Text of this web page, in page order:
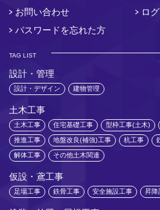
お問い合わせ
ロ
パスワードを忘れた方
TAG LIST
設計・管理
設計・デザイン 建物管理
土木工事
土木工事 住宅基礎工事 型枠工事(土木)
推進工事 地盤改良(補強)工事 杭工事
解体工事 その他土木関連
仮設・鳶工事
足場工事 鉄骨工事 安全施設工事 昇降